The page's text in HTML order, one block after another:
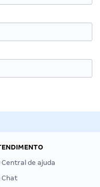
Central de ajuda
Chat